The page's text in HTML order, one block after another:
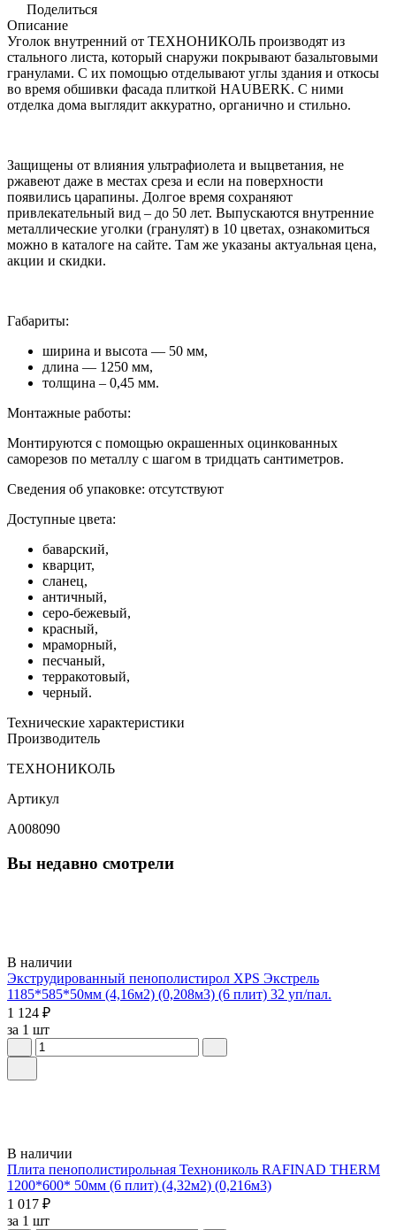
Поделиться
Описание
Уголок внутренний от ТЕХНОНИКОЛЬ производят из
стального листа, который снаружи покрывают базальтовыми
гранулами. С их помощью отделывают углы здания и откосы
во время обшивки фасада плиткой HAUBERK. С ними
отделка дома выглядит аккуратно, органично и стильно.
Защищены от влияния ультрафиолета и выцветания, не
ржавеют даже в местах среза и если на поверхности
появились царапины. Долгое время сохраняют
привлекательный вид – до 50 лет. Выпускаются внутренние
металлические уголки (гранулят) в 10 цветах, ознакомиться
можно в каталоге на сайте. Там же указаны актуальная цена,
акции и скидки.
Габариты:
ширина и высота — 50 мм,
длина — 1250 мм,
толщина – 0,45 мм.
Монтажные работы:
Монтируются с помощью окрашенных оцинкованных
саморезов по металлу с шагом в тридцать сантиметров.
Сведения об упаковке: отсутствуют
Доступные цвета:
баварский,
кварцит,
сланец,
античный,
серо-бежевый,
красный,
мраморный,
песчаный,
терракотовый,
черный.
Технические характеристики
Производитель
ТЕХНОНИКОЛЬ
Артикул
A008090
Вы недавно смотрели
В наличии
Экструдированный пенополистирол XPS Экстрель
1185*585*50мм (4,16м2) (0,208м3) (6 плит) 32 уп/пал.
1 124 ₽
за 1 шт
В наличии
Плита пенополистирольная Технониколь RAFINAD THERM
1200*600* 50мм (6 плит) (4,32м2) (0,216м3)
1 017 ₽
за 1 шт